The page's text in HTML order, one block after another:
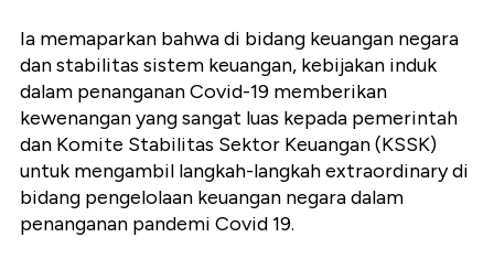
Ia memaparkan bahwa di bidang keuangan negara
dan stabilitas sistem keuangan, kebijakan induk
dalam penanganan Covid-19 memberikan
kewenangan yang sangat luas kepada pemerintah
dan Komite Stabilitas Sektor Keuangan (KSSK)
untuk mengambil langkah-langkah extraordinary di
bidang pengelolaan keuangan negara dalam
penanganan pandemi Covid 19.